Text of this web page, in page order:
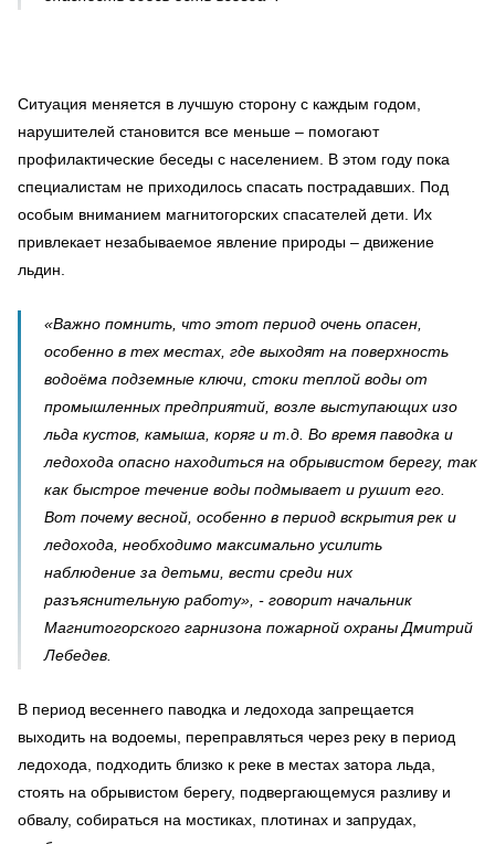
Ситуация меняется в лучшую сторону с каждым годом,
нарушителей становится все меньше – помогают
профилактические беседы с населением. В этом году пока
специалистам не приходилось спасать пострадавших. Под
особым вниманием магнитогорских спасателей дети. Их
привлекает незабываемое явление природы – движение
льдин.
«Важно помнить, что этот период очень опасен,
особенно в тех местах, где выходят на поверхность
водоёма подземные ключи, стоки теплой воды от
промышленных предприятий, возле выступающих изо
льда кустов, камыша, коряг и т.д. Во время паводка и
ледохода опасно находиться на обрывистом берегу, так
как быстрое течение воды подмывает и рушит его.
Вот почему весной, особенно в период вскрытия рек и
ледохода, необходимо максимально усилить
наблюдение за детьми, вести среди них
разъяснительную работу», - говорит начальник
Магнитогорского гарнизона пожарной охраны Дмитрий
Лебедев.
В период весеннего паводка и ледохода запрещается
выходить на водоемы, переправляться через реку в период
ледохода, подходить близко к реке в местах затора льда,
стоять на обрывистом берегу, подвергающемуся разливу и
обвалу, собираться на мостиках, плотинах и запрудах,